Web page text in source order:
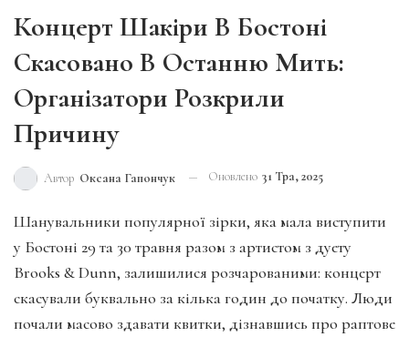
Концерт Шакіри В Бостоні
Скасовано В Останню Мить:
Організатори Розкрили
Причину
Автор Оксана Гапончук Оновлено 31 Тра, 2025
Шанувальники популярної зірки, яка мала виступити
у Бостоні 29 та 30 травня разом з артистом з дуету
Brooks & Dunn, залишилися розчарованими: концерт
скасували буквально за кілька годин до початку. Люди
почали масово здавати квитки, дізнавшись про раптове